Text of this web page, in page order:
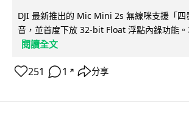
DJI 最新推出的 Mic Mini 2s 無線咪支援「四
音，並首度下放 32-bit Float 浮點內錄功能
閱讀全文
251 1 ↗ 分享